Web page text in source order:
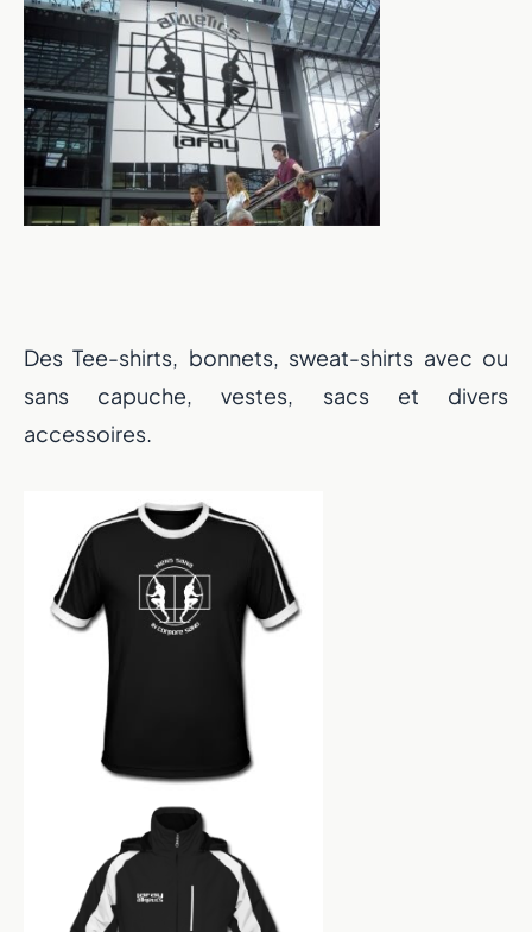
Des Tee-shirts, bonnets, sweat-shirts avec ou
sans capuche, vestes, sacs et divers
accessoires.